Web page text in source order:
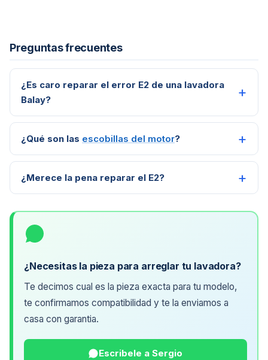
Preguntas frecuentes
¿Es caro reparar el error E2 de una lavadora
Balay?
¿Qué son las escobillas del motor?
¿Merece la pena reparar el E2?
¿Necesitas la pieza para arreglar tu lavadora?
Te decimos cual es la pieza exacta para tu modelo,
te confirmamos compatibilidad y te la enviamos a
casa con garantia.
Escribele a Sergio